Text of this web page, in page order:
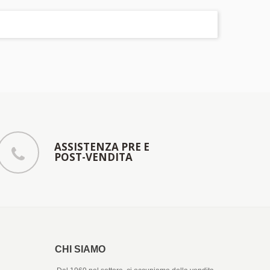
ASSISTENZA PRE E
POST-VENDITA
CHI SIAMO